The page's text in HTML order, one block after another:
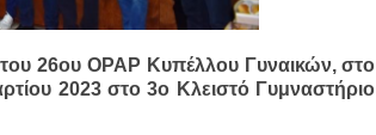
26ου OPAP Κυπέλλου Γυναικών, στο
2023 στο 3ο Κλειστό Γυμναστήριο